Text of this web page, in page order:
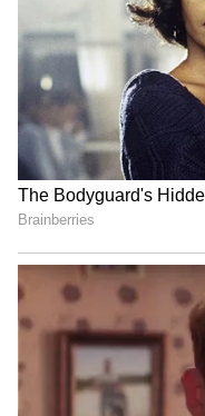
குறிப்பாக
தவிர்ப்பது
இறுதி உணவாக
முன் உங்கள்
கலோரிகள்
வழங்குவதற்கான
செயல்படுகிறது.